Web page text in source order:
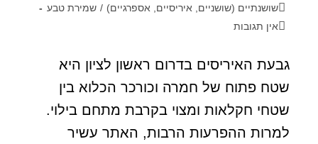
שושנתיים (שושניים, איריסיים, אספרגיים) / שמירת טבע
אין תגובות
גבעת האיריסים בדרום ראשון לציון היא
שטח פתוח של חמרה וכורכר הכלוא בין
שטחי חקלאות ומצוי בקרבת מתחם בילוי.
למרות ההפרעות הרבות, האתר עשיר